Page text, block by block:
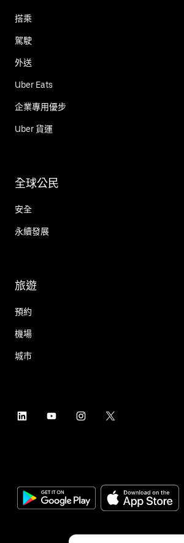
搭乘
駕駛
外送
Uber Eats
企業專用優步
Uber 貨運
全球公民
安全
永續發展
旅遊
預約
機場
城市